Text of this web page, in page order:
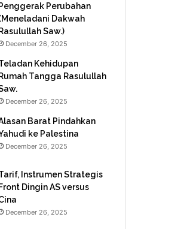
Penggerak Perubahan
Dakwah
Rasulullah Saw.)
December 26, 2025
Kehidupan
Rumah Tangga Rasulullah
December 26, 2025
Barat Pindahkan
ke Palestina
December 26, 2025
Instrumen Strategis
Front Dingin AS versus
December 26, 2025